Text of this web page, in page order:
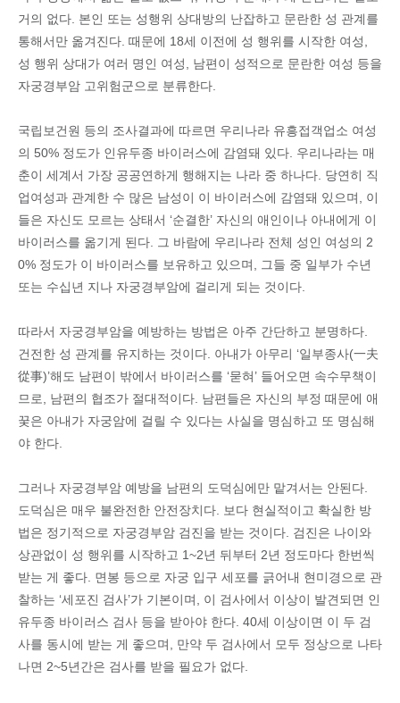
거의 없다. 본인 또는 성행위 상대방의 난잡하고 문란한 성 관계를
통해서만 옮겨진다. 때문에 18세 이전에 성 행위를 시작한 여성,
성 행위 상대가 여러 명인 여성, 남편이 성적으로 문란한 여성 등을
자궁경부암 고위험군으로 분류한다.
국립보건원 등의 조사결과에 따르면 우리나라 유흥접객업소 여성
의 50% 정도가 인유두종 바이러스에 감염돼 있다. 우리나라는 매
춘이 세계서 가장 공공연하게 행해지는 나라 중 하나다. 당연히 직
업여성과 관계한 수 많은 남성이 이 바이러스에 감염돼 있으며, 이
들은 자신도 모르는 상태서 ‘순결한’ 자신의 애인이나 아내에게 이
바이러스를 옮기게 된다. 그 바람에 우리나라 전체 성인 여성의 2
0% 정도가 이 바이러스를 보유하고 있으며, 그들 중 일부가 수년
또는 수십년 지나 자궁경부암에 걸리게 되는 것이다.
따라서 자궁경부암을 예방하는 방법은 아주 간단하고 분명하다.
건전한 성 관계를 유지하는 것이다. 아내가 아무리 ‘일부종사(一夫
從事)’해도 남편이 밖에서 바이러스를 ‘묻혀’ 들어오면 속수무책이
므로, 남편의 협조가 절대적이다. 남편들은 자신의 부정 때문에 애
꿎은 아내가 자궁암에 걸릴 수 있다는 사실을 명심하고 또 명심해
야 한다.
그러나 자궁경부암 예방을 남편의 도덕심에만 맡겨서는 안된다.
도덕심은 매우 불완전한 안전장치다. 보다 현실적이고 확실한 방
법은 정기적으로 자궁경부암 검진을 받는 것이다. 검진은 나이와
상관없이 성 행위를 시작하고 1~2년 뒤부터 2년 정도마다 한번씩
받는 게 좋다. 면봉 등으로 자궁 입구 세포를 긁어내 현미경으로 관
찰하는 ‘세포진 검사’가 기본이며, 이 검사에서 이상이 발견되면 인
유두종 바이러스 검사 등을 받아야 한다. 40세 이상이면 이 두 검
사를 동시에 받는 게 좋으며, 만약 두 검사에서 모두 정상으로 나타
나면 2~5년간은 검사를 받을 필요가 없다.